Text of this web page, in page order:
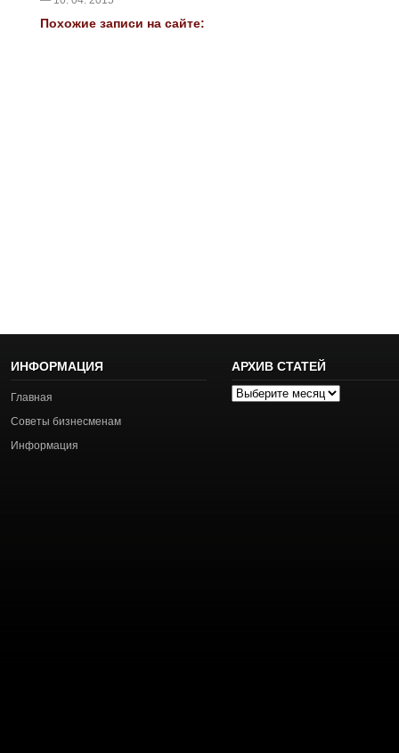
Похожие записи на сайте:
ИНФОРМАЦИЯ
Главная
Советы бизнесменам
Информация
АРХИВ СТАТЕЙ
Архив